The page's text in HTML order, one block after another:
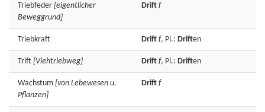
Triebfeder [eigentlicher
Beweggrund]
Drift f
Triebkraft Drift f, Pl.: Driften
Trift [Viehtriebweg] Drift f, Pl.: Driften
Wachstum [von Lebewesen u.
Pflanzen]
Drift f